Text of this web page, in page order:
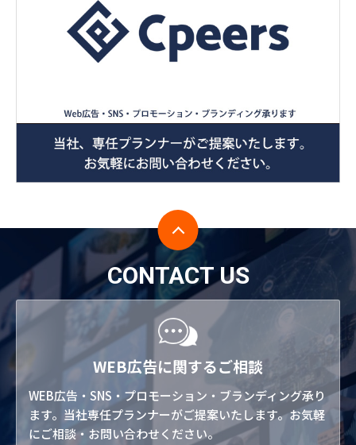
CONTACT US
WEB広告に関するご相談
WEB広告・SNS・プロモーション・ブランディング承り
ます。当社専任プランナーがご提案いたします。お気軽
にご相談・お問い合わせください。